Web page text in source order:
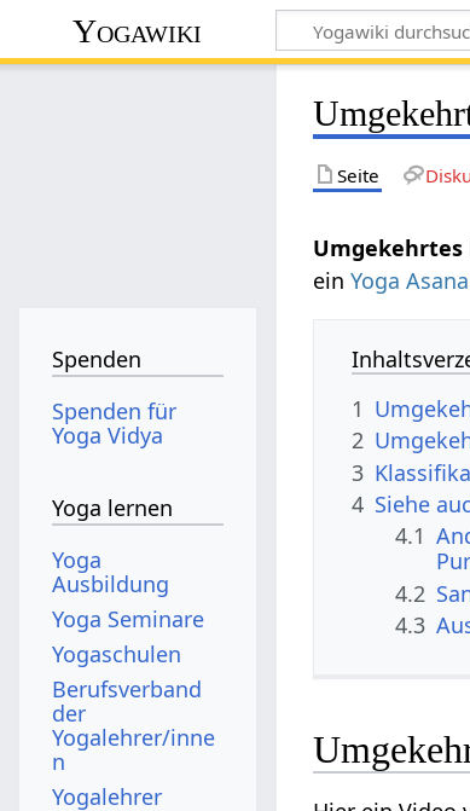
Yogawiki
Seite
Umgekehrtes
einYoga Asana
1
2
3
4 Siehe
4.1
4.2
4.3
Spenden
Spenden für
Yoga Vidya
Yoga lernen
Yoga
Ausbildung
Yoga Seminare
Yogaschulen
Berufsverband
der
Yogalehrer/inne
n
Yogalehrer